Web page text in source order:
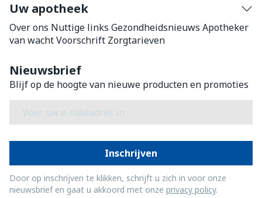
Uw apotheek
Over ons Nuttige links Gezondheidsnieuws Apotheker
van wachtVoorschrift Zorgtarieven
Nieuwsbrief
Blijf op de hoogte van nieuwe producten en promoties
Inschrijven
Door op inschrijven te klikken, schrijft u zich in voor onze
nieuwsbrief en gaat u akkoord met onze privacy policy.